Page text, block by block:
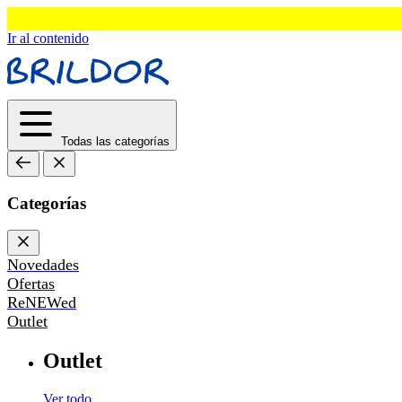
Ir al contenido
Todas las categorías
Categorías
Novedades
Ofertas
ReNEWed
Outlet
Outlet